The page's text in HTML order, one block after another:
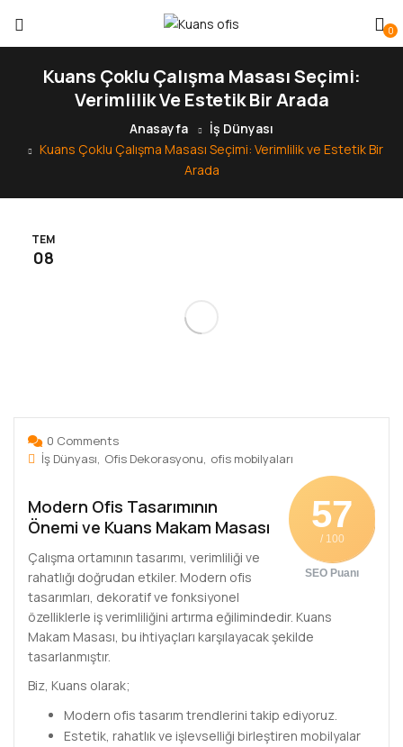
0
Kuans Çoklu Çalışma Masası Seçimi:
Verimlilik Ve Estetik Bir Arada
Anasayfa
İş Dünyası
Kuans Çoklu Çalışma Masası Seçimi: Verimlilik ve Estetik Bir
Arada
TEM
08
0 Comments
İş Dünyası Ofis Dekorasyonu ofis mobilyaları
57
/ 100
SEO Puanı
Modern Ofis Tasarımının
Önemi ve Kuans Makam Masası
Çalışma ortamının tasarımı, verimliliği ve
rahatlığı doğrudan etkiler. Modern ofis
tasarımları, dekoratif ve fonksiyonel
özelliklerle iş verimliliğini artırma eğilimindedir. Kuans
Makam Masası, bu ihtiyaçları karşılayacak şekilde
tasarlanmıştır.
Biz, Kuans olarak;
Modern ofis tasarım trendlerini takip ediyoruz.
Estetik, rahatlık ve işlevselliği birleştiren mobilyalar